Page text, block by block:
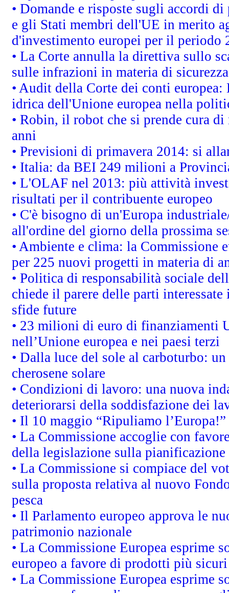
• Domande e risposte sugli accordi
e gli Stati membri dell'UE in merito
d'investimento europei per il periodo
• La Corte annulla la direttiva sullo
sulle infrazioni in materia di
• Audit della Corte dei conti
idrica dell'Unione europea nella
• Robin, il robot che si prende cura
anni
• Previsioni di primavera 2014: si
• Italia: da BEI 249 milioni a
• L'OLAF nel 2013: più attività
risultati per il contribuente europeo
• C'è bisogno di un'Europa
all'ordine del giorno della prossima
• Ambiente e clima: la Commissione
per 225 nuovi progetti in materia di
• Politica di responsabilità sociale
chiede il parere delle parti
sfide future
• 23 milioni di euro di finanziamenti
nell’Unione europea e nei paesi terzi
• Dalla luce del sole al carboturbo:
cherosene solare
• Condizioni di lavoro: una nuova
deteriorarsi della soddisfazione dei
• Il 10 maggio “Ripuliamo l’Europa!”
• La Commissione accoglie con
della legislazione sulla
• La Commissione si compiace del
sulla proposta relativa al nuovo
pesca
• Il Parlamento europeo approva le
patrimonio nazionale
• La Commissione Europea esprime
europeo a favore di prodotti più
• La Commissione Europea esprime